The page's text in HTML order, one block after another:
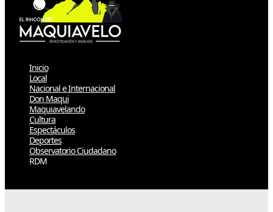
Inicio
Local
Nacional e Internacional
Don Maqui
Maquiavelando
Cultura
Espectáculos
Deportes
Observatorio Ciudadano
RDM